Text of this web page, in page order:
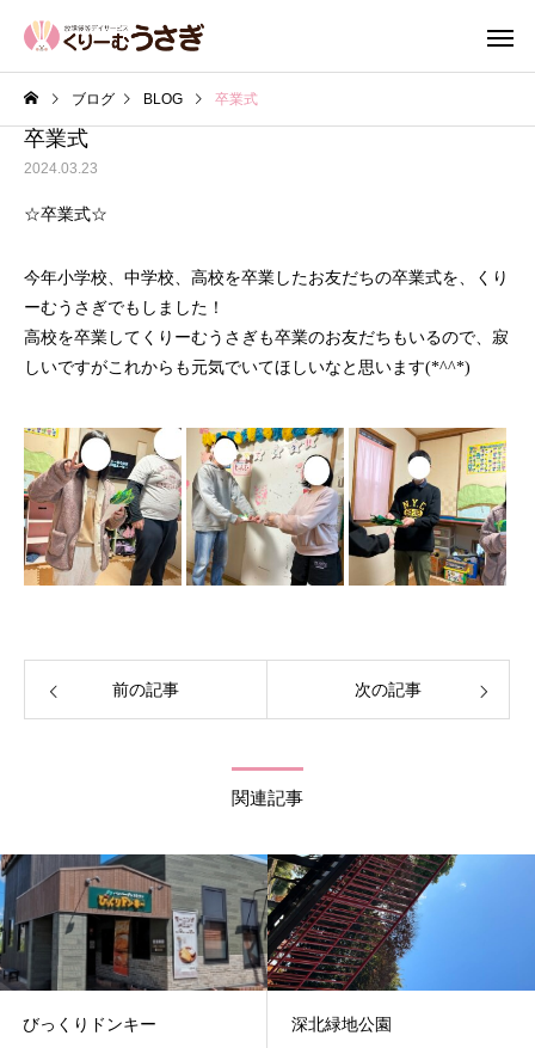
ブログ BLOG 卒業式
卒業式
2024.03.23
☆卒業式☆
今年小学校、中学校、高校を卒業したお友だちの卒業式を、くり
ーむうさぎでもしました！
高校を卒業してくりーむうさぎも卒業のお友だちもいるので、寂
しいですがこれからも元気でいてほしいなと思います(*^^*)
前の記事 次の記事
関連記事
びっくりドンキー 深北緑地公園